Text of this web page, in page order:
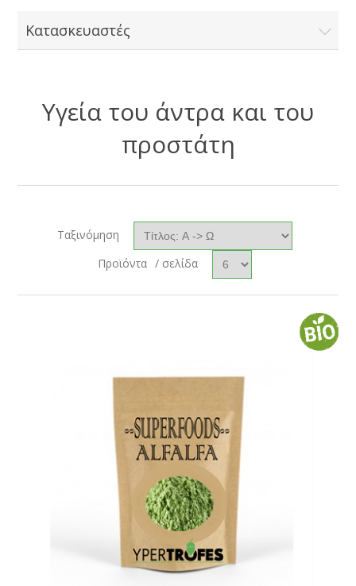
Κατασκευαστές
Υγεία του άντρα και του
προστάτη
Ταξινόμηση
Προϊόντα / σελίδα